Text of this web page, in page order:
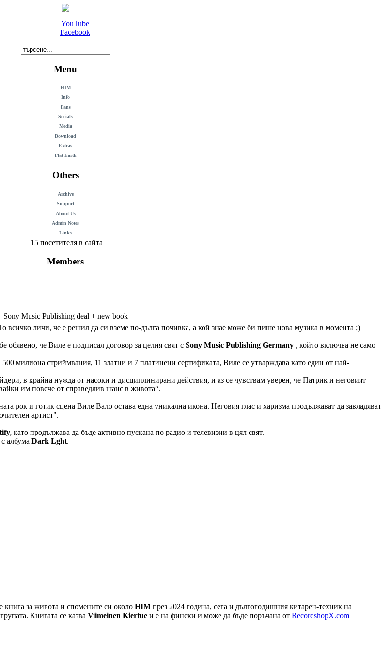
YouTube
Facebook
Menu
HIM
Info
Fans
Socials
Media
Download
Extras
Flat Earth
Others
Archive
Support
About Us
Admin Notes
Links
15 посетителя в сайта
Members
Sony Music Publishing deal + new book
всичко личи, че е решил да си вземе по-дълга почивка, а кой знае може би пише нова музика в момента ;)
че Виле е подписал договор за целия свят с Sony Music Publishing Germany , който включва не само
милиона стриймвания, 11 златни и 7 платинени сертификата, Виле се утварждава като един от най-
в крайна нужда от насоки и дисциплинирани действия, и аз се чувствам уверен, че Патрик и неговият
им повече от справедлив шанс в живота“.
рок и готик сцена Виле Вало остава една уникална икона. Неговия глас и харизма продължават да завладяват
артист".
като продължава да бъде активно пускана по радио и телевизии в цял свят.
албума Dark Lght.
книга за живота и спомените си около HIM през 2024 година, сега и дългогодишния китарен-техник на
Книгата се казва Viimeinen Kiertue и е на фински и може да бъде поръчанa от RecordshopX.com